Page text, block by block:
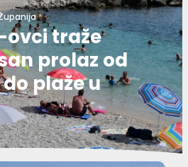
ovci traže
prolaz od
plaže u